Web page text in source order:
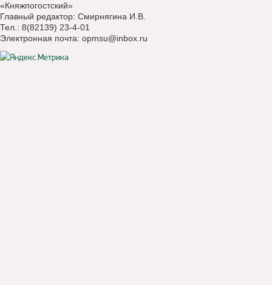
«Княжпогостский»
Главный редактор: Смирнягина И.В.
Тел.: 8(82139) 23-4-01
Электронная почта: opmsu@inbox.ru